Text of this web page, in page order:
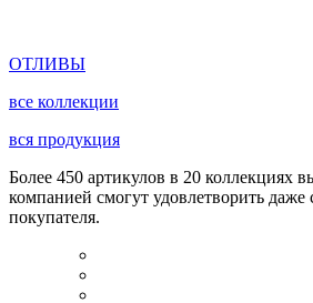
ОТЛИВЫ
все коллекции
вся продукция
Более 450 артикулов в 20 коллекциях
компанией смогут удовлетворить
покупателя.